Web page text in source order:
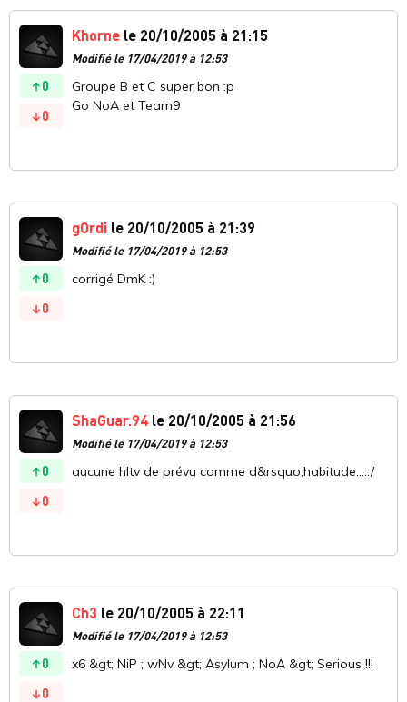
0
0
Khorne le 20/10/2005 à 21:15
Modifié le 17/04/2019 à 12:53
Groupe B et C super bon :p
Go NoA et Team9
0
0
gOrdi le 20/10/2005 à 21:39
Modifié le 17/04/2019 à 12:53
corrigé DmK :)
0
0
ShaGuar.94 le 20/10/2005 à 21:56
Modifié le 17/04/2019 à 12:53
aucune hltv de prévu comme d&rsquo;habitude....:/
0
0
Ch3 le 20/10/2005 à 22:11
Modifié le 17/04/2019 à 12:53
x6 &gt; NiP ; wNv &gt; Asylum ; NoA &gt; Serious !!!